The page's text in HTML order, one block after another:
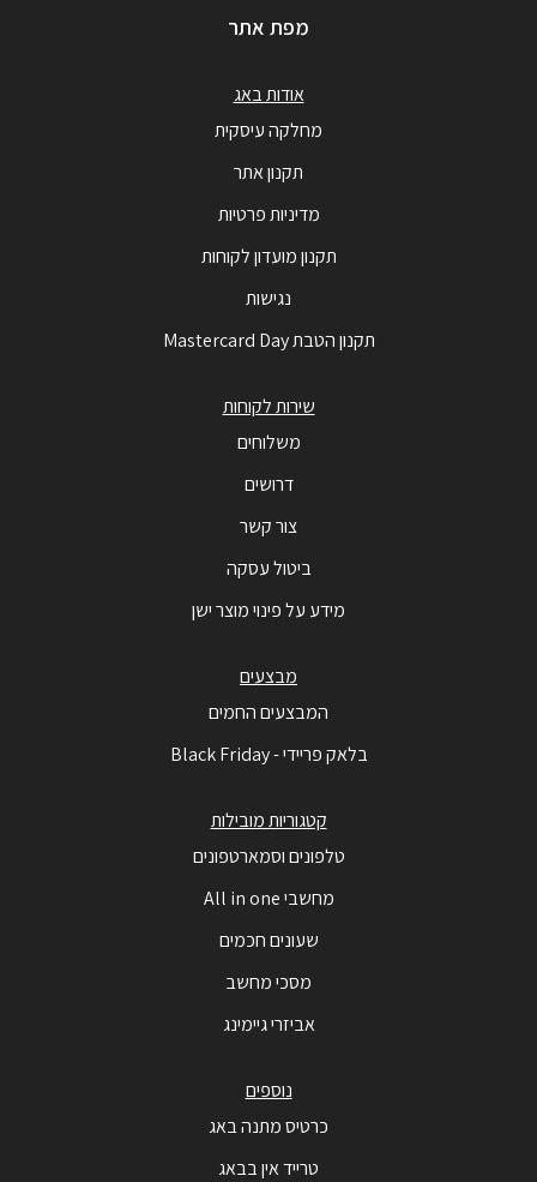
מפת אתר
אודות באג
מחלקה עיסקית
תקנון אתר
מדיניות פרטיות
תקנון מועדון לקוחות
נגישות
תקנון הטבת Mastercard Day
שירות לקוחות
משלוחים
דרושים
צור קשר
ביטול עסקה
מידע על פינוי מוצר ישן
מבצעים
המבצעים החמים
בלאק פריידי - Black Friday
קטגוריות מובילות
טלפונים וסמארטפונים
מחשבי All in one
שעונים חכמים
מסכי מחשב
אביזרי גיימינג
נוספים
כרטיס מתנה באג
טרייד אין בבאג